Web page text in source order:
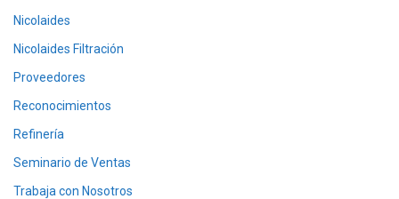
Nicolaides
Nicolaides Filtración
Proveedores
Reconocimientos
Refinería
Seminario de Ventas
Trabaja con Nosotros